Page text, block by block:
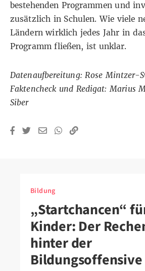
bestehenden Programmen und
zusätzlich in Schulen. Wie viele
Ländern wirklich jedes Jahr in
Programm fließen, ist unklar.
Datenaufbereitung: Rose Mintzer-
Faktencheck und Redigat: Marius
Siber
Bildung
„Startchancen“
Kinder: Der
hinter der
Bildungsoffensive